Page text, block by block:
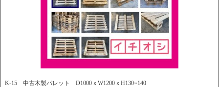
K-15 中古木製パレット D1000ｘW1200ｘH130~140